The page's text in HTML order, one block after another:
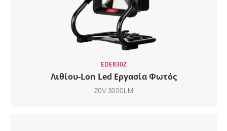
EDE830Z
Λιθίου-Lon Led Εργασία Φωτός
20V 3000LM